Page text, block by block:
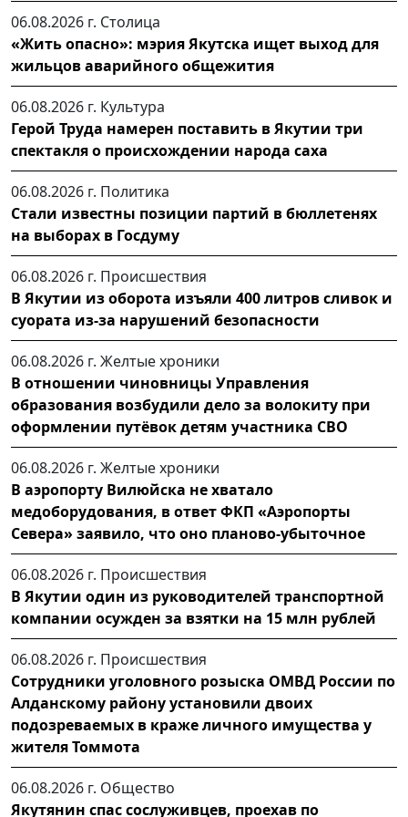
06.08.2026 г. Столица
«Жить опасно»: мэрия Якутска ищет выход для
жильцов аварийного общежития
06.08.2026 г. Культура
Герой Труда намерен поставить в Якутии три
спектакля о происхождении народа саха
06.08.2026 г. Политика
Стали известны позиции партий в бюллетенях
на выборах в Госдуму
06.08.2026 г. Происшествия
В Якутии из оборота изъяли 400 литров сливок и
суората из-за нарушений безопасности
06.08.2026 г. Желтые хроники
В отношении чиновницы Управления
образования возбудили дело за волокиту при
оформлении путёвок детям участника СВО
06.08.2026 г. Желтые хроники
В аэропорту Вилюйска не хватало
медоборудования, в ответ ФКП «Аэропорты
Севера» заявило, что оно планово-убыточное
06.08.2026 г. Происшествия
В Якутии один из руководителей транспортной
компании осужден за взятки на 15 млн рублей
06.08.2026 г. Происшествия
Сотрудники уголовного розыска ОМВД России по
Алданскому району установили двоих
подозреваемых в краже личного имущества у
жителя Томмота
06.08.2026 г. Общество
Якутянин спас сослуживцев, проехав по